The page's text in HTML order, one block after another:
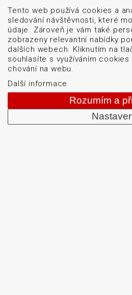
Mapa
Cookies
Od roku 1992 dodáváme
Tento web používá cookies a
sledování návštěvnosti, které
údaje. Zároveň je vám také
zobrazeny relevantní nabídky
dalších webech. Kliknutím na
souhlasíte s využíváním cookies
chování na webu.
Další informace
Rozumím a